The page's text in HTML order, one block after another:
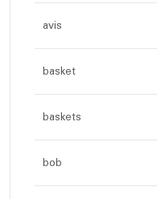
avis
basket
baskets
bob